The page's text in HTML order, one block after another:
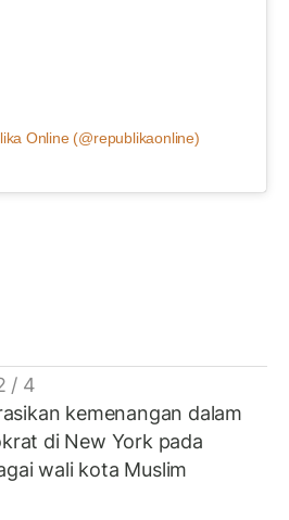
Online (@republikaonline)
/ 4
kemenangan dalam
di New York pada
wali kota Muslim